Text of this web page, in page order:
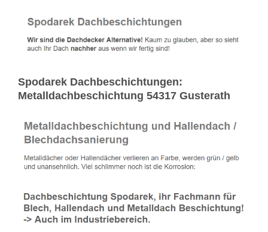
Spodarek Dachbeschichtungen:
Metalldachbeschichtung 54317 Gusterath